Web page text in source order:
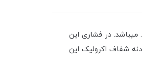
میباشد. در فشاری این
شفاف اکرولیک این